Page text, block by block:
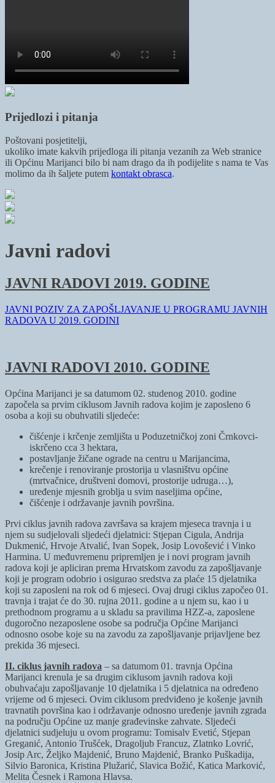
Prijedlozi i pitanja
Poštovani posjetitelji,
ukoliko imate kakvih prijedloga ili pitanja vezanih za Web stranice
ili Općinu Marijanci bilo bi nam drago da ih podijelite s nama te Vas
molimo da ih šaljete putem kontakt obrasca.
Javni radovi
JAVNI RADOVI 2019. GODINE
JAVNI POZIV ZA ZAPOŠLJAVANJE U PROGRAMU JAVNIH
RADOVA U 2019. GODINI
JAVNI RADOVI 2010. GODINE
Općina Marijanci je sa datumom 02. studenog 2010. godine
započela sa prvim ciklusom Javnih radova kojim je zaposleno 6
osoba a koji su obuhvatili sljedeće:
čišćenje i krčenje zemljišta u Poduzetničkoj zoni Črnkovci-
iskrčeno cca 3 hektara,
postavljanje žičane ograde na centru u Marijancima,
krečenje i renoviranje prostorija u vlasništvu općine
(mrtvačnice, društveni domovi, prostorije udruga…),
uređenje mjesnih groblja u svim naseljima općine,
čišćenje i održavanje javnih površina.
Prvi ciklus javnih radova završava sa krajem mjeseca travnja i u
njem su sudjelovali sljedeći djelatnici: Stjepan Cigula, Andrija
Dukmenić, Hrvoje Atvalić, Ivan Sopek, Josip Lovošević i Vinko
Harmina. U međuvremenu pripremljen je i novi program javnih
radova koji je apliciran prema Hrvatskom zavodu za zapošljavanje
koji je program odobrio i osigurao sredstva za plaće 15 djelatnika
koji su zaposleni na rok od 6 mjeseci. Ovaj drugi ciklus započeo 01.
travnja i trajat će do 30. rujna 2011. godine a u njem su, kao i u
prethodnom programu a u skladu sa pravilima HZZ-a, zaposlene
dugoročno nezaposlene osobe sa područja Općine Marijanci
odnosno osobe koje su na zavodu za zapošljavanje prijavljene bez
prekida 36 mjeseci.
II. ciklus javnih radova – sa datumom 01. travnja Općina
Marijanci krenula je sa drugim ciklusom javnih radova koji
obuhvaćaju zapošljavanje 10 djelatnika i 5 djelatnica na određeno
vrijeme od 6 mjeseci. Ovim ciklusom predviđeno je košenje javnih
travnatih površina kao i održavanje odnosno uređenje javnih zgrada
na području Općine uz manje građevinske zahvate. Sljedeći
djelatnici sudjeluju u ovom programu: Tomisalv Evetić, Stjepan
Greganić, Antonio Trušćek, Dragoljub Francuz, Zlatnko Lovrić,
Josip Arc, Željko Majdenić, Bruno Majdenić, Branko Puškadija,
Silvio Baronica, Kristina Plužarić, Slavica Božić, Katica Marković,
Melita Česnek i Ramona Hlavsa.